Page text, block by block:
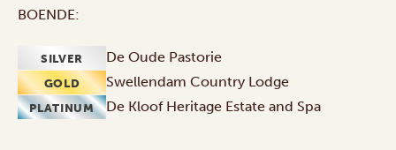
BOENDE:
SILVER De Oude Pastorie
GOLD Swellendam Country Lodge
PLATINUM De Kloof Heritage Estate and Spa